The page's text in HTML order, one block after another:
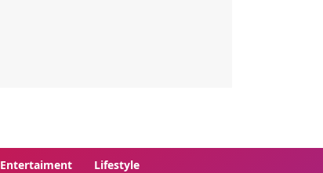
Entertaiment Lifestyle